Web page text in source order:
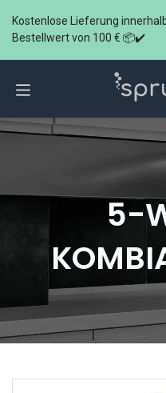
Kostenlose Lieferung
Bestellwert von 100 € 📦✔️
5-